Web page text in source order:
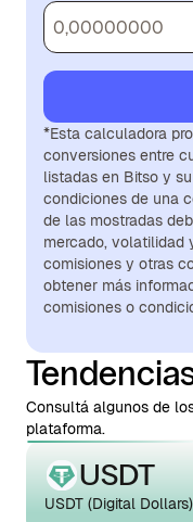
*Esta calculadora
conversiones entre
listadas en Bitso y
condiciones de una
de las mostradas
mercado, volatilidad
comisiones y otras
obtener más
comisiones o
Consultá algunos de
plataforma.
USDT
USDT (Digital Dollars)